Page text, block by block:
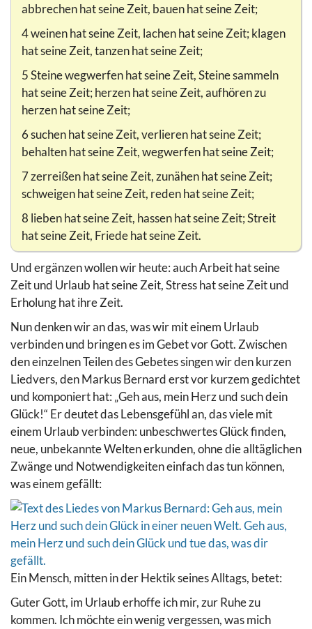
abbrechen hat seine Zeit, bauen hat seine Zeit;
4 weinen hat seine Zeit, lachen hat seine Zeit; klagen
hat seine Zeit, tanzen hat seine Zeit;
5 Steine wegwerfen hat seine Zeit, Steine sammeln
hat seine Zeit; herzen hat seine Zeit, aufhören zu
herzen hat seine Zeit;
6 suchen hat seine Zeit, verlieren hat seine Zeit;
behalten hat seine Zeit, wegwerfen hat seine Zeit;
7 zerreißen hat seine Zeit, zunähen hat seine Zeit;
schweigen hat seine Zeit, reden hat seine Zeit;
8 lieben hat seine Zeit, hassen hat seine Zeit; Streit
hat seine Zeit, Friede hat seine Zeit.
Und ergänzen wollen wir heute: auch Arbeit hat seine
Zeit und Urlaub hat seine Zeit, Stress hat seine Zeit und
Erholung hat ihre Zeit.
Nun denken wir an das, was wir mit einem Urlaub
verbinden und bringen es im Gebet vor Gott. Zwischen
den einzelnen Teilen des Gebetes singen wir den kurzen
Liedvers, den Markus Bernard erst vor kurzem gedichtet
und komponiert hat: „Geh aus, mein Herz und such dein
Glück!“ Er deutet das Lebensgefühl an, das viele mit
einem Urlaub verbinden: unbeschwertes Glück finden,
neue, unbekannte Welten erkunden, ohne die alltäglichen
Zwänge und Notwendigkeiten einfach das tun können,
was einem gefällt:
Ein Mensch, mitten in der Hektik seines Alltags, betet:
Guter Gott, im Urlaub erhoffe ich mir, zur Ruhe zu
kommen. Ich möchte ein wenig vergessen, was mich